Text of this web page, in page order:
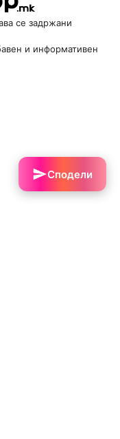
се задржани
и информативен
Сподели